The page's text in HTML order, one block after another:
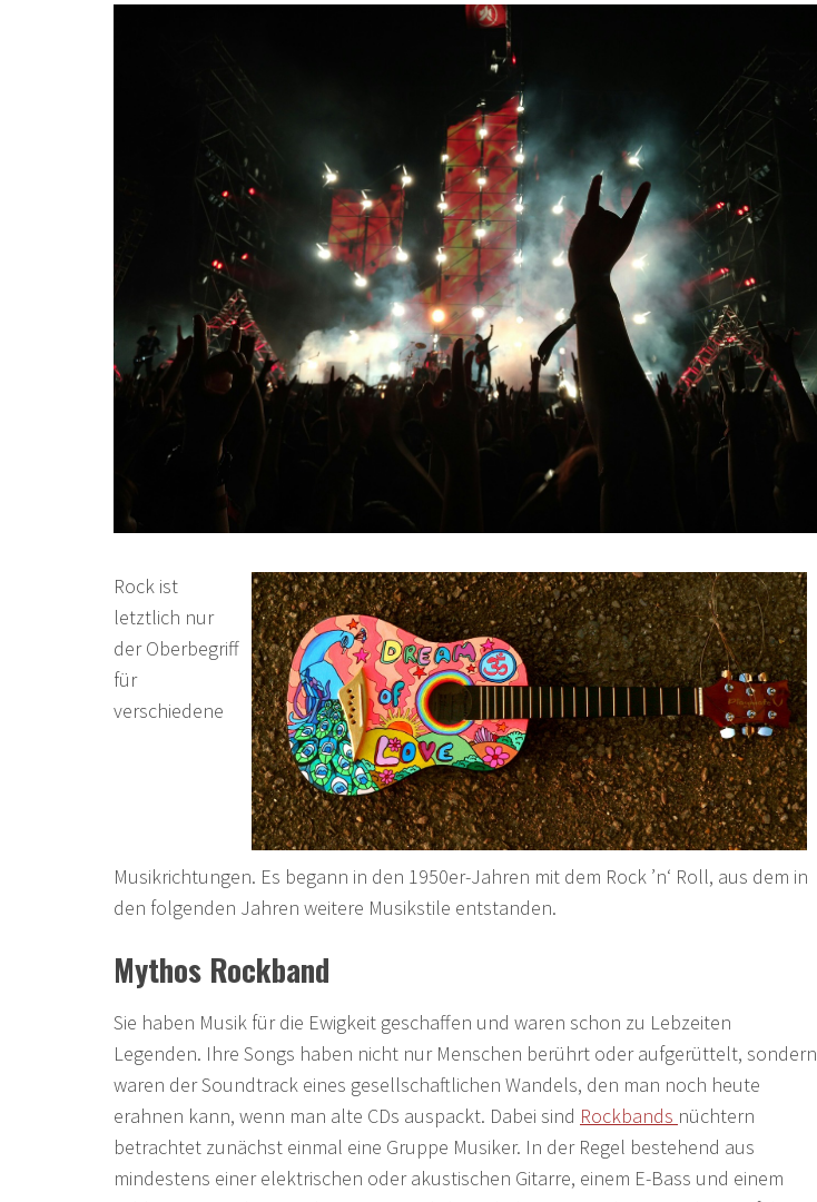
Rock ist
letztlich nur
der Oberbegriff
für
verschiedene
Musikrichtungen. Es begann in den 1950er-Jahren mit dem Rock ’n‘ Roll, aus dem in
den folgenden Jahren weitere Musikstile entstanden.
Mythos Rockband
Sie haben Musik für die Ewigkeit geschaffen und waren schon zu Lebzeiten
Legenden. Ihre Songs haben nicht nur Menschen berührt oder aufgerüttelt, sondern
waren der Soundtrack eines gesellschaftlichen Wandels, den man noch heute
erahnen kann, wenn man alte CDs auspackt. Dabei sind Rockbands nüchtern
betrachtet zunächst einmal eine Gruppe Musiker. In der Regel bestehend aus
mindestens einer elektrischen oder akustischen Gitarre, einem E-Bass und einem